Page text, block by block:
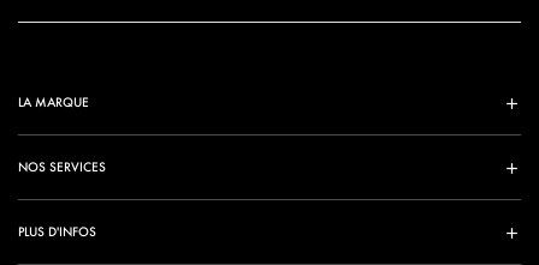
LA MARQUE
NOS SERVICES
PLUS D'INFOS